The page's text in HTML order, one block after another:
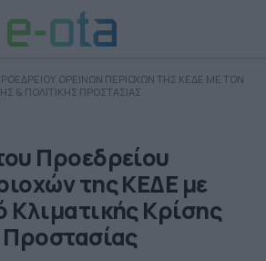
ΟΡΕΙΝΩΝ ΠΕΡΙΟΧΩΝ ΤΗΣ ΚΕΔΕ ΜΕ ΤΟΝ
& ΠΟΛΙΤΙΚΗΣ ΠΡΟΣΤΑΣΙΑΣ
Προεδρείου
της ΚΕΔΕ με
Κλιματικής Κρίσης
Προστασίας